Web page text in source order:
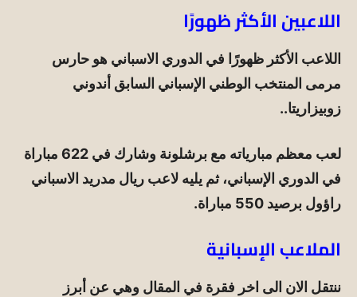
اللاعبين الأكثر ظهورًا
اللاعب الأكثر ظهورًا في الدوري الاسباني هو حارس
مرمى المنتخب الوطني الإسباني السابق أندوني
زوبيزاريتا..
لعب معظم مبارياته مع برشلونة وشارك في 622 مباراة
في الدوري الإسباني، ثم يليه لاعب ريال مدريد الاسباني
راؤول برصيد 550 مباراة.
الملاعب الإسبانية
ننتقل الان الى اخر فقرة في المقال وهي عن أبرز